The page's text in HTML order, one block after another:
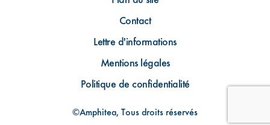
Contact
Lettre d'informations
Mentions légales
Politique de confidentialité
©Amphitea, Tous droits réservés